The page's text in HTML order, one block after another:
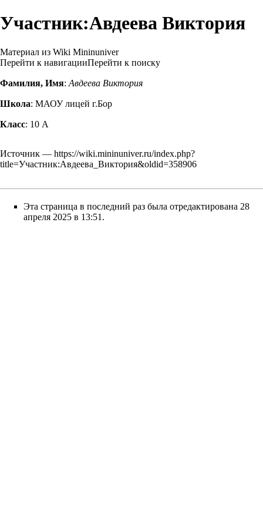
Участник:Авдеева Виктория
Материал из Wiki Mininuniver
Перейти к навигацииПерейти к поиску
Фамилия, Имя: Авдеева Виктория
Школа: МАОУ лицей г.Бор
Класс: 10 А
Источник — https://wiki.mininuniver.ru/index.php?
title=Участник:Авдеева_Виктория&oldid=358906
Эта страница в последний раз была отредактирована 28
апреля 2025 в 13:51.